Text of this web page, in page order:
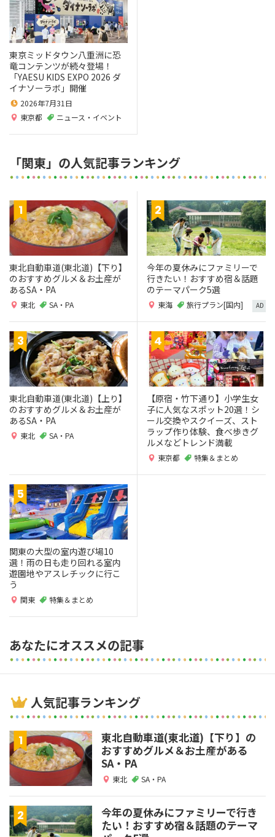
東京ミッドタウン八重洲に恐
竜コンテンツが続々登場！
「YAESU KIDS EXPO 2026 ダ
イナソーラボ」開催
2026年7月31日
東京都
ニュース・イベント
「関東」の人気記事ランキング
東北自動車道(東北道)【下り】
のおすすめグルメ＆お土産が
あるSA・PA
東北 SA・PA
今年の夏休みにファミリーで
行きたい！おすすめ宿＆話題
のテーマパーク5選
東海 旅行プラン[国内] AD
東北自動車道(東北道)【上り】
のおすすめグルメ＆お土産が
あるSA・PA
東北 SA・PA
【原宿・竹下通り】小学生女
子に人気なスポット20選！シ
ール交換やスクイーズ、スト
ラップ作り体験、食べ歩きグ
ルメなどトレンド満載
東京都 特集＆まとめ
関東の大型の室内遊び場10
選！雨の日も走り回れる室内
遊園地やアスレチックに行こ
う
関東 特集＆まとめ
あなたにオススメの記事
人気記事ランキング
東北自動車道(東北道)【下り】の
おすすめグルメ＆お土産がある
SA・PA
東北 SA・PA
今年の夏休みにファミリーで行き
たい！おすすめ宿＆話題のテーマ